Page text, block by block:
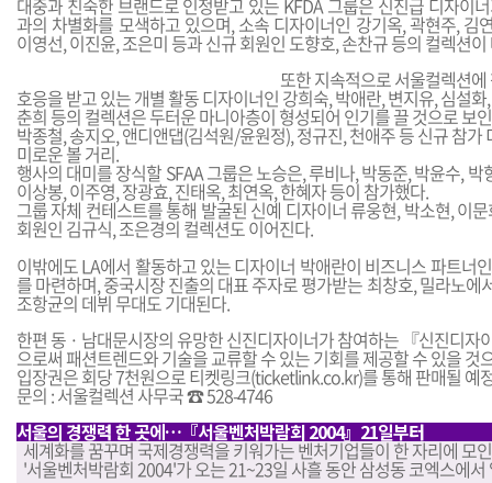
대중과 친숙한 브랜드로 인정받고 있는 KFDA 그룹은 신진급 디자이
과의 차별화를 모색하고 있으며, 소속 디자이너인 강기옥, 곽현주, 김
이영선, 이진윤, 조은미 등과 신규 회원인 도향호, 손찬규 등의 컬렉션
또한 지속적으로 서울컬렉션
호응을 받고 있는 개별 활동 디자이너인 강희숙, 박애란, 변지유, 심설
춘희 등의 컬렉션은 두터운 마니아층이 형성되어 인기를 끌 것으로 보
박종철, 송지오, 앤디앤댑(김석원/윤원정), 정규진, 천애주 등 신규 참가
미로운 볼 거리.
행사의 대미를 장식할 SFAA 그룹은 노승은, 루비나, 박동준, 박윤수, 박
이상봉, 이주영, 장광효, 진태옥, 최연옥, 한혜자 등이 참가했다.
그룹 자체 컨테스트를 통해 발굴된 신예 디자이너 류웅현, 박소현, 이
회원인 김규식, 조은경의 컬렉션도 이어진다.
이밖에도 LA에서 활동하고 있는 디자이너 박애란이 비즈니스 파트너
를 마련하며, 중국시장 진출의 대표 주자로 평가받는 최창호, 밀라노에
조항균의 데뷔 무대도 기대된다.
한편 동 · 남대문시장의 유망한 신진디자이너가 참여하는 『신진디자
으로써 패션트렌드와 기술을 교류할 수 있는 기회를 제공할 수 있을 것
입장권은 회당 7천원으로 티켓링크(ticketlink.co.kr)를 통해 판매될 예
문의 : 서울컬렉션 사무국 ☎ 528-4746
서울의 경쟁력 한 곳에…『서울벤처박람회 2004』21일부터
세계화를 꿈꾸며 국제경쟁력을 키워가는 벤처기업들이 한 자리에 모
'서울벤처박람회 2004'가 오는 21~23일 사흘 동안 삼성동 코엑스에서